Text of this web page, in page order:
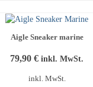
Produkt
mehrere
auf.
Die
Aigle Sneaker marine
79,90 € inkl. MwSt.
inkl. MwSt.